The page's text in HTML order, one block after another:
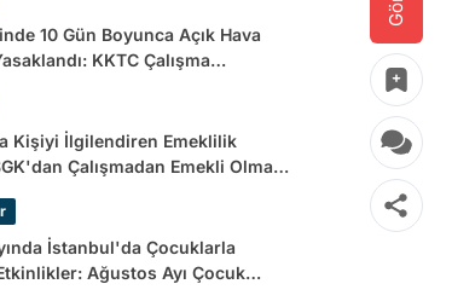
10 Gün Boyunca Açık Hava
KKTC Çalışma
Kişiyi İlgilendiren Emeklilik
Çalışmadan Emekli Olma
İstanbul'da Çocuklarla
Ağustos Ayı Çocuk